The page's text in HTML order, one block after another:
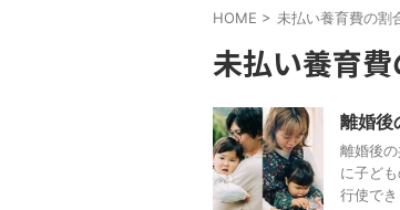
HOME > 未払い養育費の割
未払い養育
離婚後
離婚後
に子ど
行使で